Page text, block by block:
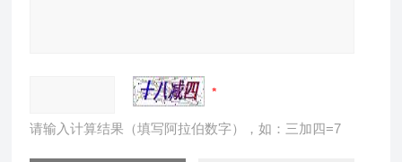
请输入计算结果（填写阿拉伯数字），如：三加四=7